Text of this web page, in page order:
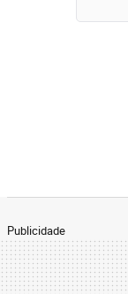
Publicidade